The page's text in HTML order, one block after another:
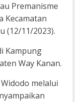
Premanisme
Kecamatan
(12/11/2023).
Kampung
Way Kanan.
melalui